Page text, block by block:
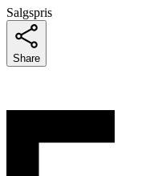
Salgspris
Share